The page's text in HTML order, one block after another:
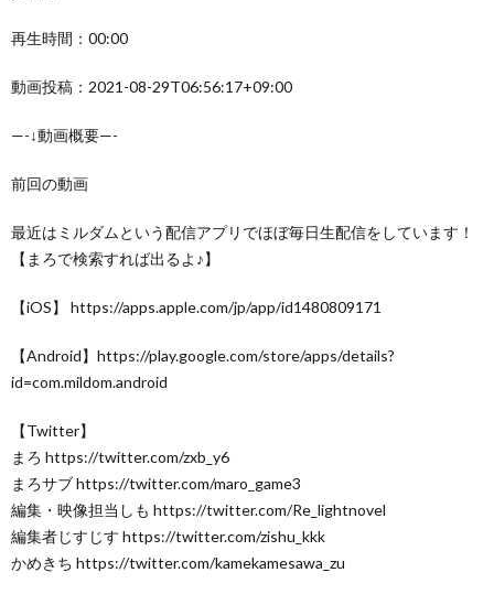
再生時間：00:00
動画投稿：2021-08-29T06:56:17+09:00
—-↓動画概要—-
前回の動画
最近はミルダムという配信アプリでほぼ毎日生配信をしています！
【まろで検索すれば出るよ♪】
【iOS】 https://apps.apple.com/jp/app/id1480809171
【Android】https://play.google.com/store/apps/details?
id=com.mildom.android
【Twitter】
まろ https://twitter.com/zxb_y6
まろサブ https://twitter.com/maro_game3
編集・映像担当しも https://twitter.com/Re_lightnovel
編集者じすじす https://twitter.com/zishu_kkk
かめきち https://twitter.com/kamekamesawa_zu